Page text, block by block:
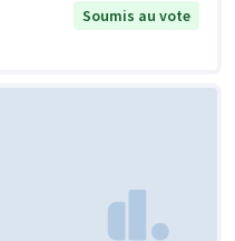
Soumis au vote